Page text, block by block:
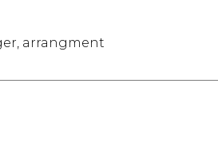
arrangment